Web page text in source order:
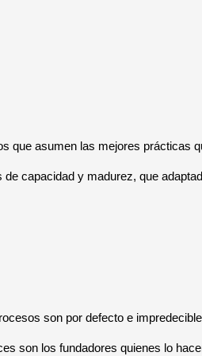
que asumen las mejores prácticas
capacidad y madurez, que
son por defecto e
son los fundadores quienes lo